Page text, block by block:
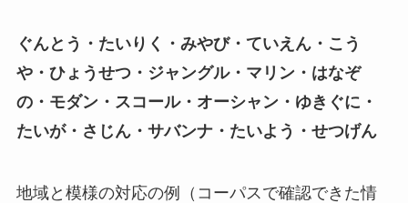
ぐんとう・たいりく・みやび・ていえん・こう
や・ひょうせつ・ジャングル・マリン・はなぞ
の・モダン・スコール・オーシャン・ゆきぐに・
たいが・さじん・サバンナ・たいよう・せつげん
地域と模様の対応の例（コーパスで確認できた情